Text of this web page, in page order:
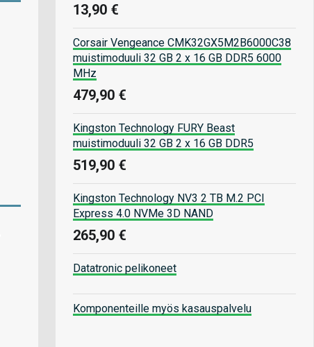
13,90 €
Corsair Vengeance CMK32GX5M2B6000C38
muistimoduuli 32 GB 2 x 16 GB DDR5 6000
MHz
479,90 €
Kingston Technology FURY Beast
muistimoduuli 32 GB 2 x 16 GB DDR5
519,90 €
Kingston Technology NV3 2 TB M.2 PCI
Express 4.0 NVMe 3D NAND
265,90 €
Datatronic pelikoneet
Komponenteille myös kasauspalvelu